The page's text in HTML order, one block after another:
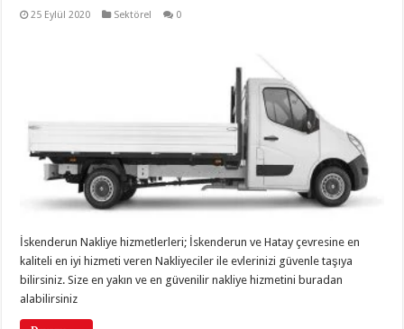
25 Eylül 2020 Sektörel 0
İskenderun Nakliye hizmetlerleri; İskenderun ve Hatay çevresine en
kaliteli en iyi hizmeti veren Nakliyeciler ile evlerinizi güvenle taşıya
bilirsiniz. Size en yakın ve en güvenilir nakliye hizmetini buradan
alabilirsiniz